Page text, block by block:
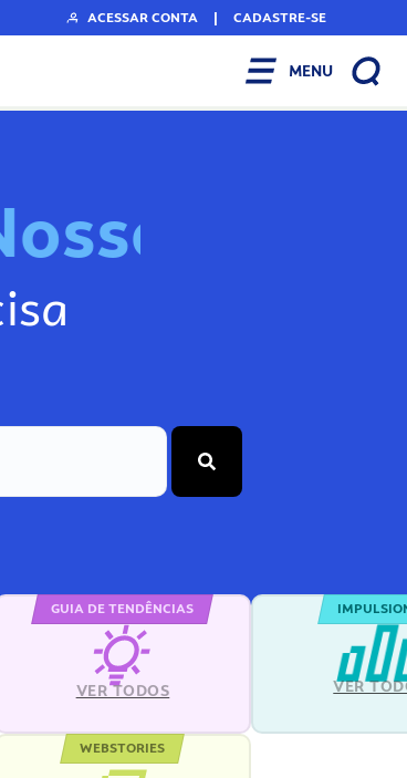
ACESSAR CONTA | CADASTRE-SE
MENU
No
GUIA DE TENDÊNCIAS
VER TODOS VER
WEBSTORIES